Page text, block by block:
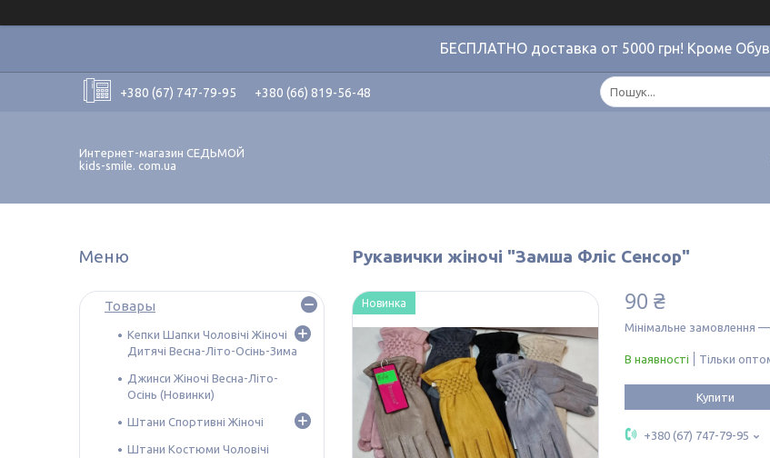
БЕСПЛАТНО доставка от 5000 грн! Кроме
+380 (67) 747-79-95 +380 (66) 819-56-48
Интернет-магазин СЕДЬМОЙ
kids-smile. com.ua
Рукавички жіночі "Замша Фліс Сенсор"
Новинка 90 ₴
Мінімальне замовлення
В наявності Тільки
Купити
+380 (67) 747-79-95
Товары
Кепки Шапки Чоловічі Жіночі
Дитячі Весна-Літо-Осінь-Зима
Джинси Жіночі Весна-Літо-
Осінь (Новинки)
Штани Спортивні Жіночі
Штани Костюми Чоловічі